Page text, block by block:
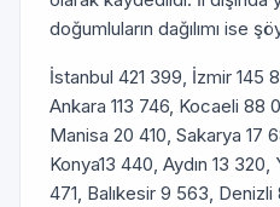
doğumluların dağılımı ise
İstanbul 421 399, İzmir 145
Ankara 113 746, Kocaeli 88
Manisa 20 410, Sakarya 17
Konya13 440, Aydın 13
471, Balıkesir 9 563,